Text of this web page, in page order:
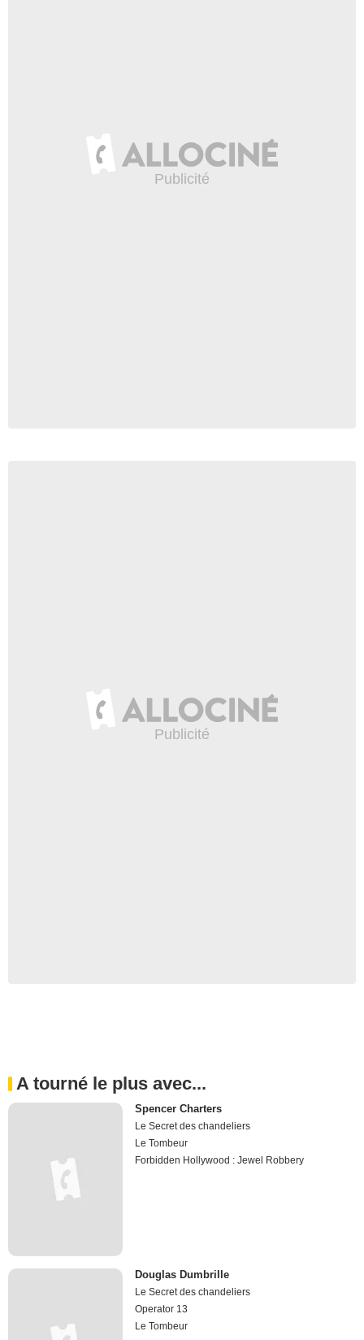
A tourné le plus avec...
Spencer Charters
Le Secret des chandeliers
Le Tombeur
Forbidden Hollywood : Jewel Robbery
Douglas Dumbrille
Le Secret des chandeliers
Operator 13
Le Tombeur